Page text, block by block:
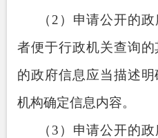
（ 2 ）申请公开的
者便于行政机关查询
的政府信息应当描述
机构确定信息内容。
（ 3 ）申请公开的